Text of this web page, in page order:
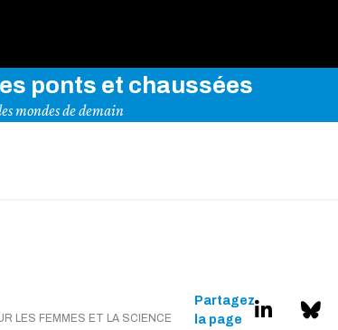
ponts et chaussées
mondes de demain
LES FEMMES ET LA SCIENCE
Partagez
la page